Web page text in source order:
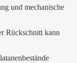
und mechanische
Rückschnitt kann